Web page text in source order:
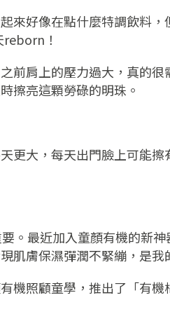
好像在點什麼特調飲料
！
肩上的壓力過大，真的
擦亮這顆勞碌的明珠。
大，每天出門臉上可能
。最近加入童顏有機的新
肌膚保濕彈潤不緊繃，是我
照顧童學，推出了「有